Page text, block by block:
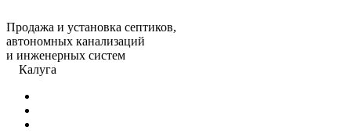
Продажа и установка септиков,
автономных канализаций
и инженерных систем
Калуга